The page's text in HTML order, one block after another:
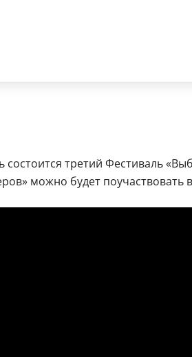
третий Фестиваль
можно будет поучаствовать